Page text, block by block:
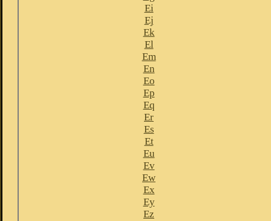
Ei
Ej
Ek
El
Em
En
Eo
Ep
Eq
Er
Es
Et
Eu
Ev
Ew
Ex
Ey
Ez